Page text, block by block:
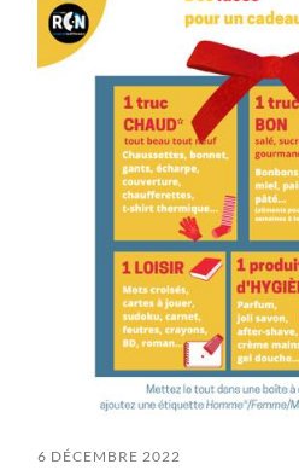
6 DÉCEMBRE 2022